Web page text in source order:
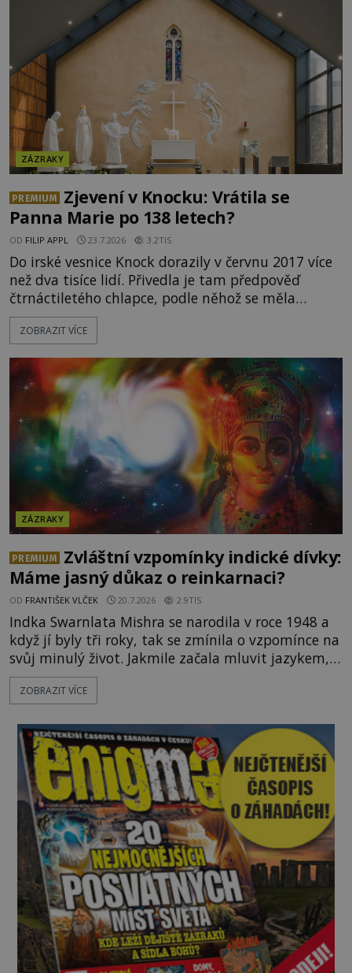
tajemství pocházející ze samých počátků lidské
civilizace? Nebo dokonce z temných vod minulosti
ještě mnohem hlubších? [g
ZÁZRAKY
PREMIUM
Zjevení v Knocku: Vrátila se
Panna Marie po 138 letech?
OD FILIP APPL 23.7.2026 3.2TIS
Do irské vesnice Knock dorazily v červnu 2017 více
než dva tisíce lidí. Přivedla je tam předpověď
čtrnáctiletého chlapce, podle něhož se měla
přesně ve tři hodiny odpoledne zjevit Panna Marie.
Když slunce vystoupilo z mraků, část davu začala
chlapcovo proroctví, nebo poutníci spatřili pouze
neobvyklou hru světla? [gallery
ids="170530,170531,1705
ZOBRAZIT VÍCE
ZÁZRAKY
PREMIUM
Zvláštní vzpomínky indické dívky:
Máme jasný důkaz o reinkarnaci?
OD FRANTIŠEK VLČEK 20.7.2026 2.9TIS
Indka Swarnlata Mishra se narodila v roce 1948 a
když jí byly tři roky, tak se zmínila o vzpomínce na
svůj minulý život. Jakmile začala mluvit jazykem,
který nikdo nezná, začali rodiče její podivné
chování brát vážně. Je snad důkazem reinkarnace?
Na první pohled se zdá, že to bu
ZOBRAZIT VÍCE